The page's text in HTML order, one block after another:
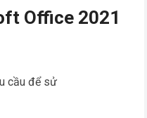
Office 2021
cầu để sử